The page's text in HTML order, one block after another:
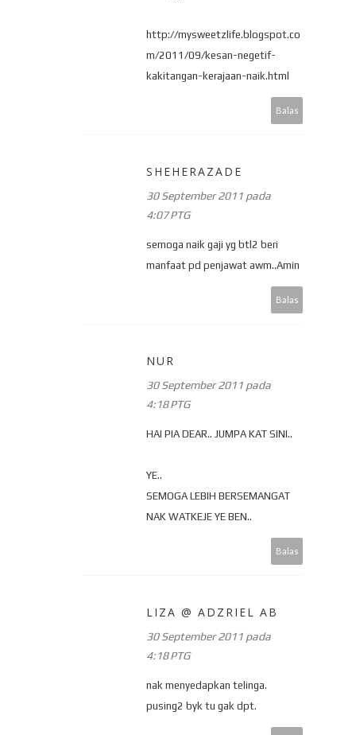
http://mysweetzlife.blogspot.co
m/2011/09/kesan-negetif-
kakitangan-kerajaan-naik.html
Balas
SHEHERAZADE
30 September 2011 pada
4:07 PTG
semoga naik gaji yg btl2 beri
manfaat pd penjawat awm..Amin
Balas
NUR
30 September 2011 pada
4:18 PTG
HAI PIA DEAR.. JUMPA KAT SINI..
YE..
SEMOGA LEBIH BERSEMANGAT
NAK WATKEJE YE BEN..
Balas
LIZA @ ADZRIEL AB
30 September 2011 pada
4:18 PTG
nak menyedapkan telinga.
pusing2 byk tu gak dpt.